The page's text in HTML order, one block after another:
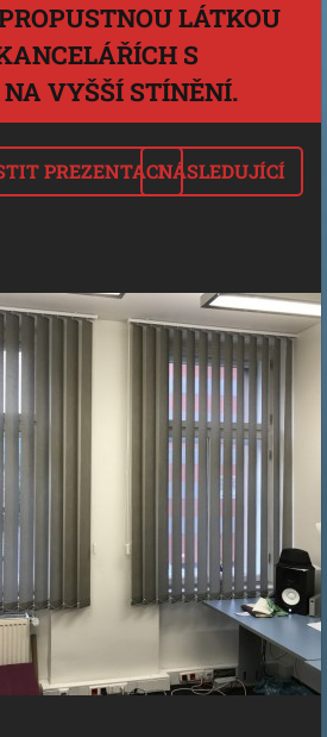
LÁTKOU
S
VYŠŠÍ STÍNĚNÍ.
PREZENTACINÁSLEDUJÍCÍ